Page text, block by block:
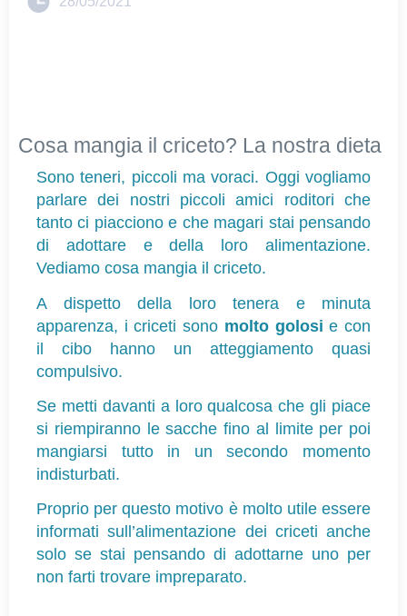
Cosa mangia il criceto? La nostra dieta
Sono teneri, piccoli ma voraci. Oggi vogliamo
parlare dei nostri piccoli amici roditori che
tanto ci piacciono e che magari stai pensando
di adottare e della loro alimentazione.
Vediamo cosa mangia il criceto.
A dispetto della loro tenera e minuta
apparenza, i criceti sono molto golosi e con
il cibo hanno un atteggiamento quasi
compulsivo.
Se metti davanti a loro qualcosa che gli piace
si riempiranno le sacche fino al limite per poi
mangiarsi tutto in un secondo momento
indisturbati.
Proprio per questo motivo è molto utile essere
informati sull’alimentazione dei criceti anche
solo se stai pensando di adottarne uno per
non farti trovare impreparato.